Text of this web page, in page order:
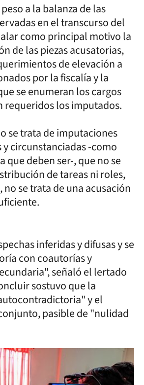
a la balanza de las
en el transcurso del
como principal motivo la
de las piezas acusatorias,
de elevación a
por la fiscalía y la
se enumeran los cargos
requeridos los imputados.
se trata de imputaciones
y circunstanciadas -como
que deben ser-, que no se
de tareas ni roles,
se trata de una acusación
inferidas y difusas y se
con coautorías y
señaló el lertado
sostuvo que la
y el
pasible de "nulidad